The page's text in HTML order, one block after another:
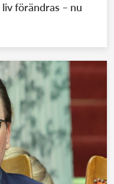
förändras – nu